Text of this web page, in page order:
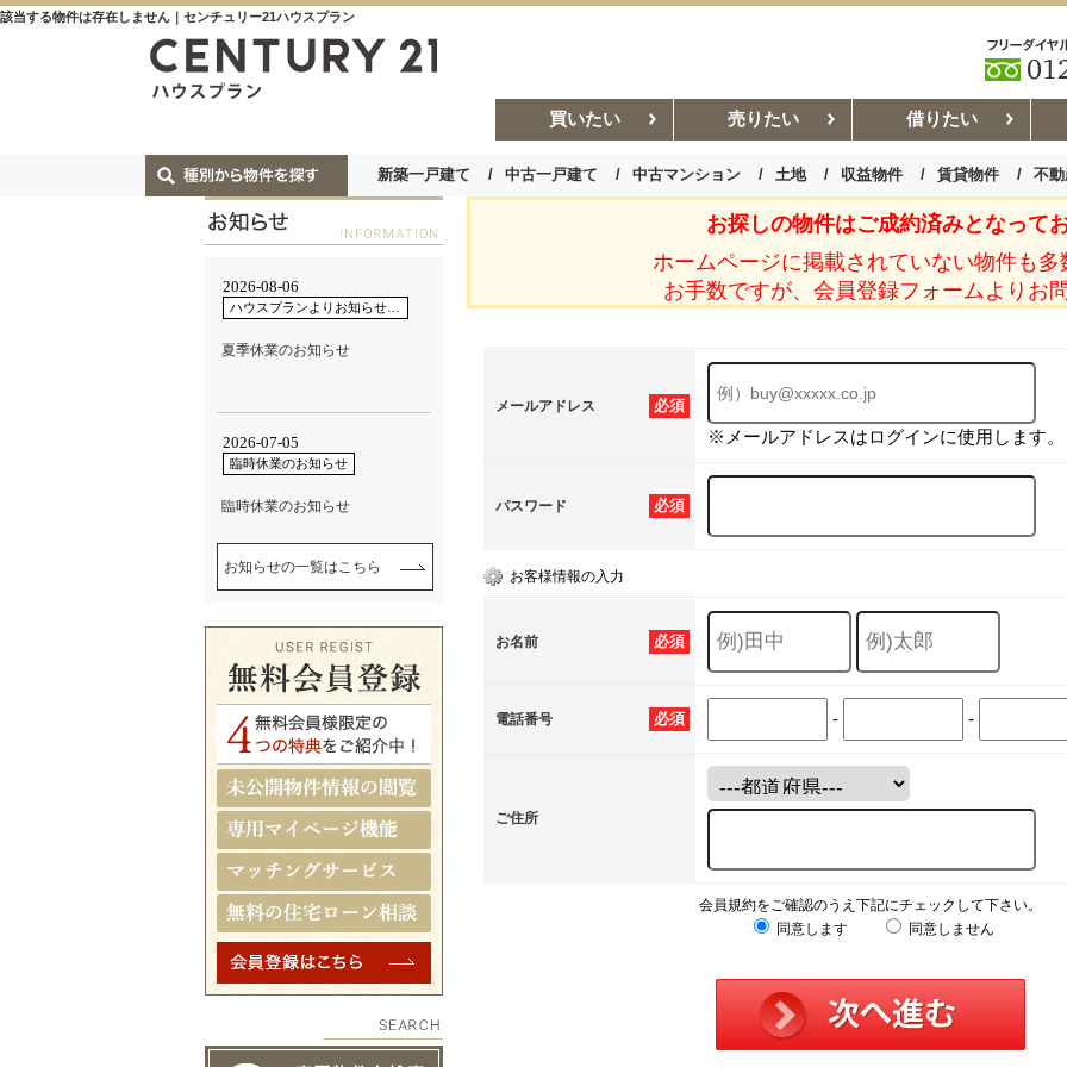
該当する物件は存在しません｜センチュリー21ハウスプラン
買いたい 売りたい 借りたい
新築一戸建て 中古一戸建て 中古マンション 土地 収益物件 賃貸物件 不
お部屋探しコラム 賃貸管理コ
お探しの物件はご成約済みとなってお
ホームページに掲載されていない物件も多
お手数ですが、会員登録フォームよりお
必須
メールアドレス
※メールアドレスはログインに使用します。
必須
パスワード
お客様情報の入力
必須
お名前
必須
電話番号 - -
ご住所
会員規約をご確認のうえ下記にチェックして下さい。
同意します
同意しません
お知らせの一覧はこちら